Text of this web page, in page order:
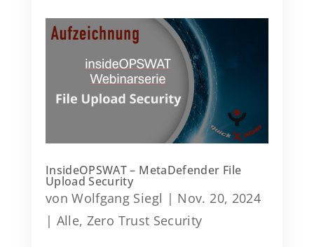
InsideOPSWAT – MetaDefender File
Upload Security
vonWolfgang Siegl | Nov. 20, 2024
| Alle, Zero Trust Security